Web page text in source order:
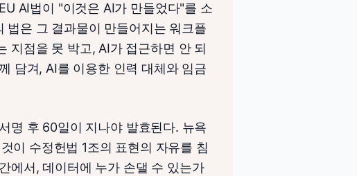
AI법이 "이것은 AI가 만들었다"를 소
법은 그 결과물이 만들어지는 워크플
지점을 못 박고, AI가 접근하면 안 되
담겨, AI를 이용한 인력 대체와 임금
명 후 60일이 지나야 발효된다. 뉴욕
이 수정헌법 1조의 표현의 자유를 침
에서, 데이터에 누가 손댈 수 있는가